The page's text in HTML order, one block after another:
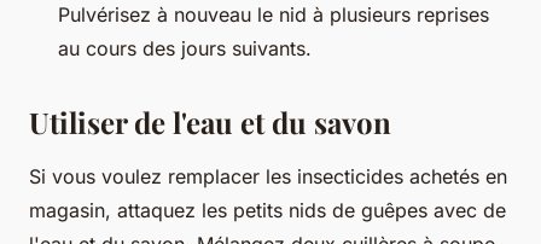
Pulvérisez à nouveau le nid à plusieurs reprises
au cours des jours suivants.
Utiliser de l'eau et du savon
Si vous voulez remplacer les insecticides achetés en
magasin, attaquez les petits nids de guêpes avec de